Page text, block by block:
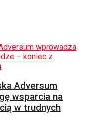
Adversum
wsparcia na
w trudnych